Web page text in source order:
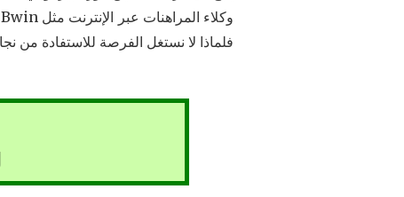
فلماذا لا نستغل الفرصة للاستفادة من نجاح